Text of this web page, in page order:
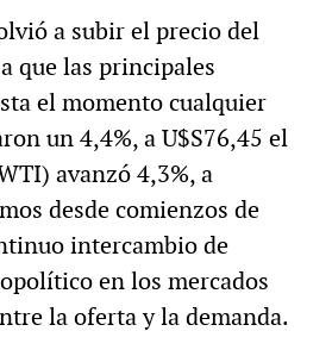
a subir el precio del
que las principales
el momento cualquier
un 4,4%, a U$S76,45 el
avanzó 4,3%, a
desde comienzos de
intercambio de
en los mercados
la oferta y la demanda.